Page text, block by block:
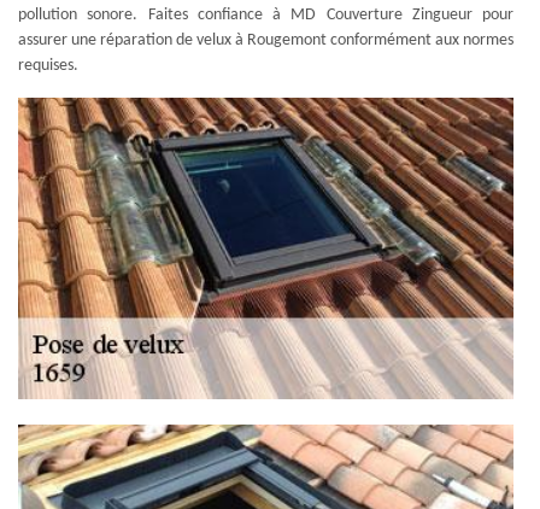
pollution sonore. Faites confiance à MD Couverture Zingueur pour
assurer une réparation de velux à Rougemont conformément aux normes
requises.